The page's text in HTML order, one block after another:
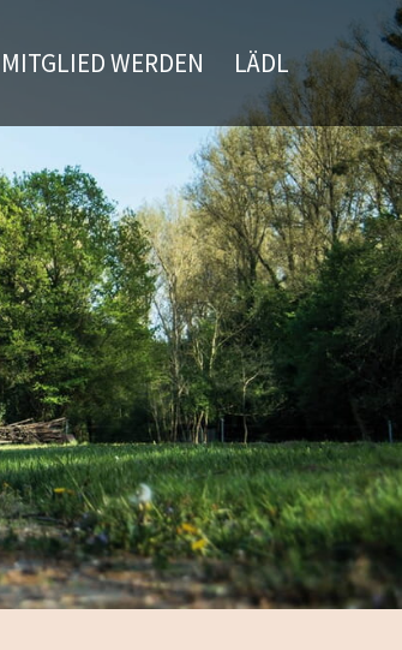
MITGLIED WERDEN LÄDL